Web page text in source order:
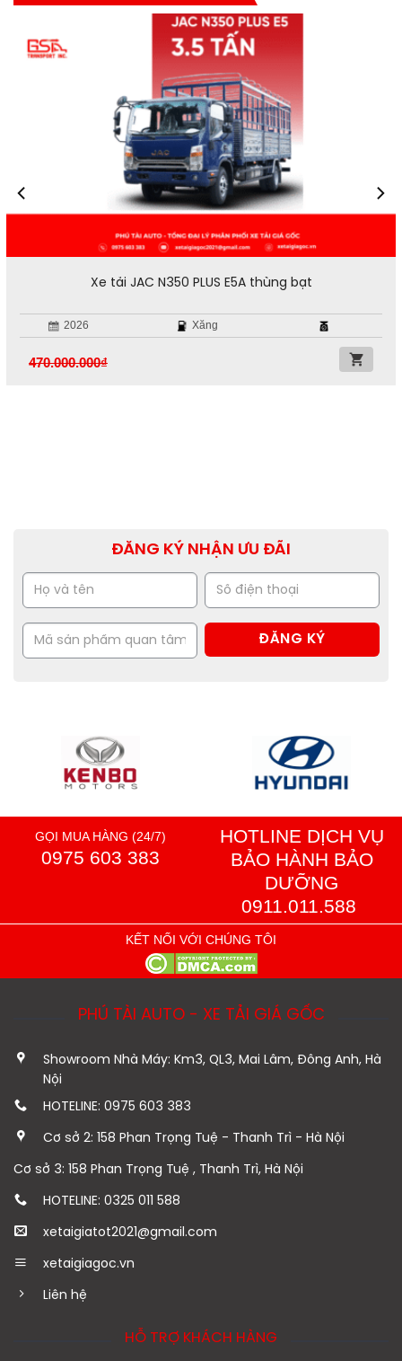
Xe tải JAC N350 PLUS E5A thùng bạt
2026 Xăng
470.000.000₫
ĐĂNG KÝ NHẬN ƯU ĐÃI
GỌI MUA HÀNG (24/7)
0975 603 383
HOTLINE DỊCH VỤ
BẢO HÀNH BẢO
DƯỠNG
0911.011.588
KẾT NỐI VỚI CHÚNG TÔI
PHÚ TÀI AUTO - XE TẢI GIÁ GỐC
Showroom Nhà Máy: Km3, QL3, Mai Lâm, Đông Anh, Hà
Nội
HOTELINE: 0975 603 383
Cơ sở 2: 158 Phan Trọng Tuệ - Thanh Trì - Hà Nội
Cơ sở 3: 158 Phan Trọng Tuệ , Thanh Trì, Hà Nội
HOTELINE: 0325 011 588
xetaigiatot2021@gmail.com
xetaigiagoc.vn
Liên hệ
HỖ TRỢ KHÁCH HÀNG